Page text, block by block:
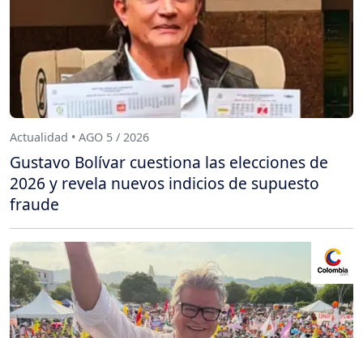
Actualidad • AGO 5 / 2026
Gustavo Bolívar cuestiona las elecciones de
2026 y revela nuevos indicios de supuesto
fraude